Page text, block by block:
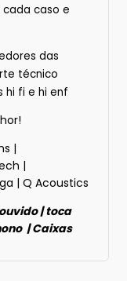
caso e
das
técnico
hi fi e hi enf
|
|
| Q Acoustics
|toca
|Caixas